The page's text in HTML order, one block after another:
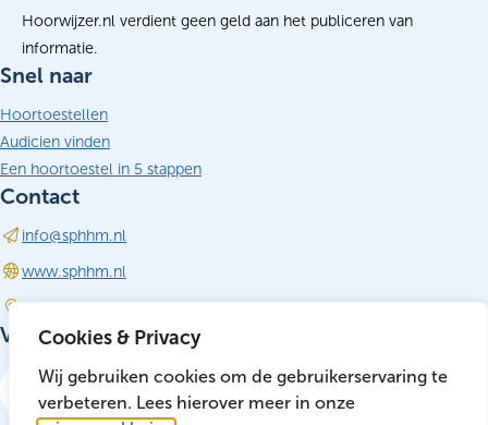
Cookies & Privacy
Wij gebruiken cookies om de gebruikerservaring te
verbeteren. Lees hierover meer in onze
Hoorwijzer.nl verdient geen geld aan het publiceren van
informatie.
Snel naar
Hoortoestellen
Audicien vinden
Een hoortoestel in 5 stappen
Contact
info@sphhm.nl
www.sphhm.nl
Driebergen-Rijsenburg
Volg ons
(opent in nieuw tabblad)